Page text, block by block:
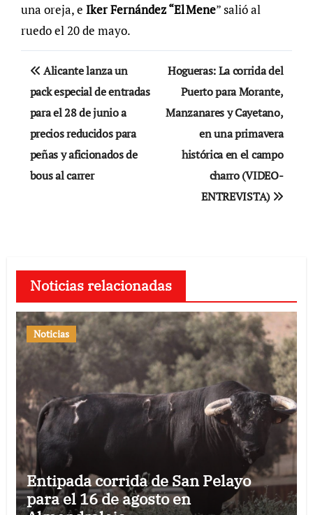
una oreja, e Iker Fernández “ElMene” salió al
ruedo el 20 de mayo.
Navegación
de
entradas
Alicante lanza un
pack especial de entradas
para el 28 de junio a
precios reducidos para
peñas y aficionados de
bous al carrer
Hogueras: La corrida del
Puerto para Morante,
Manzanares y Cayetano,
en una primavera
histórica en el campo
charro (VIDEO-
ENTREVISTA)
Noticias relacionadas
Noticias
Entipada corrida de San Pelayo
para el 16 de agosto en